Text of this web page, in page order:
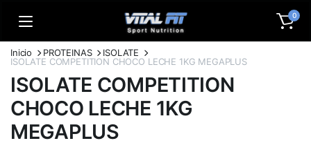
0
Inicio PROTEINAS
ISOLATE
ISOLATE COMPETITION CHOCO LECHE 1KG MEGAPLUS
ISOLATE COMPETITION
CHOCO LECHE 1KG
MEGAPLUS